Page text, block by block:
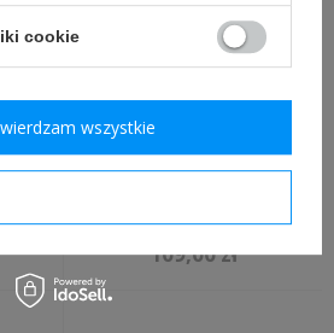
Koalicyjka do pasa
głównego SS
109,00 zł
cookie
wszystkie